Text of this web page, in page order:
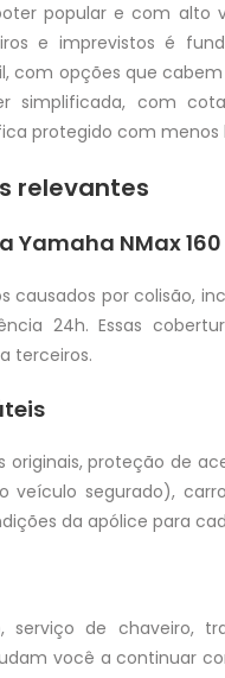
popular e com alto
e imprevistos é
com opções que
simplificada, com
protegido com menos
relevantes
Yamaha NMax 160
causados por colisão,
24h. Essas
terceiros.
originais, proteção de
segurado),
da apólice para
serviço de chaveiro,
você a continuar